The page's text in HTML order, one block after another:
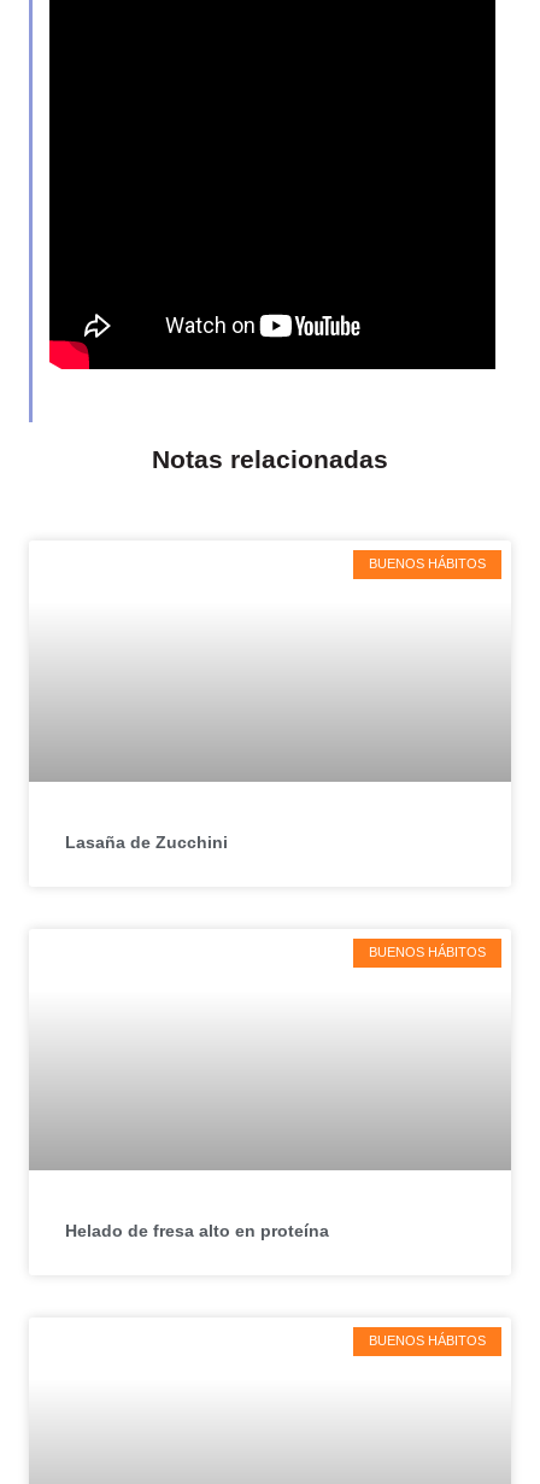
Notas relacionadas
BUENOS HÁBITOS
Lasaña de Zucchini
BUENOS HÁBITOS
Helado de fresa alto en proteína
BUENOS HÁBITOS